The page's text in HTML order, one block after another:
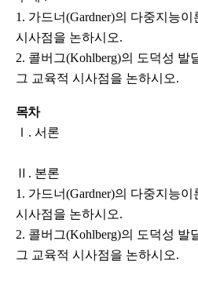
1. 가드너(Gardner)의 다중지능
시사점을 논하시오.
2. 콜버그(Kohlberg)의 도덕성 발
그 교육적 시사점을 논하시오.
목차
Ⅰ. 서론
Ⅱ. 본론
1. 가드너(Gardner)의 다중지능
시사점을 논하시오.
2. 콜버그(Kohlberg)의 도덕성 발
그 교육적 시사점을 논하시오.